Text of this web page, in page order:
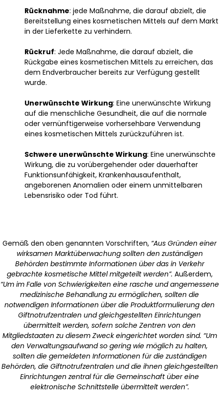
Rücknahme: jede Maßnahme, die darauf abzielt, die
Bereitstellung eines kosmetischen Mittels auf dem Markt
in der Lieferkette zu verhindern.
Rückruf: Jede Maßnahme, die darauf abzielt, die
Rückgabe eines kosmetischen Mittels zu erreichen, das
dem Endverbraucher bereits zur Verfügung gestellt
wurde.
Unerwünschte Wirkung: Eine unerwünschte Wirkung
auf die menschliche Gesundheit, die auf die normale
oder vernünftigerweise vorhersehbare Verwendung
eines kosmetischen Mittels zurückzuführen ist.
Schwere unerwünschte Wirkung: Eine unerwünschte
Wirkung, die zu vorübergehender oder dauerhafter
Funktionsunfähigkeit, Krankenhausaufenthalt,
angeborenen Anomalien oder einem unmittelbaren
Lebensrisiko oder Tod führt.
Gemäß den oben genannten Vorschriften, “Aus Gründen einer
wirksamen Marktüberwachung sollten den zuständigen
Behörden bestimmte Informationen über das in Verkehr
gebrachte kosmetische Mittel mitgeteilt werden”. Außerdem,
“Um im Falle von Schwierigkeiten eine rasche und angemessene
medizinische Behandlung zu ermöglichen, sollten die
notwendigen Informationen über die Produktformulierung den
Giftnotrufzentralen und gleichgestellten Einrichtungen
übermittelt werden, sofern solche Zentren von den
Mitgliedstaaten zu diesem Zweck eingerichtet worden sind. “Um
den Verwaltungsaufwand so gering wie möglich zu halten,
sollten die gemeldeten Informationen für die zuständigen
Behörden, die Giftnotrufzentralen und die ihnen gleichgestellten
Einrichtungen zentral für die Gemeinschaft über eine
elektronische Schnittstelle übermittelt werden”.